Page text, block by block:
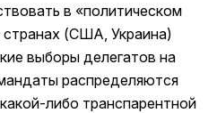
в «политическом
(США, Украина)
выборы делегатов на
распределяются
либо транспарентной